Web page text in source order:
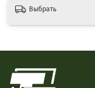
Выбрать